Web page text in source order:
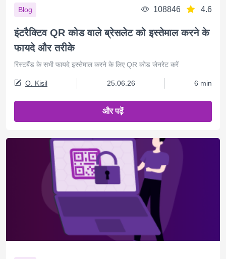
Blog 108846 4.6
इंटरैक्टिव QR कोड वाले ब्रेसलेट को इस्तेमाल करने के
फायदे और तरीके
रिस्टबैंड के सभी फायदे इस्तेमाल करने के लिए QR कोड जेनरेट करें
O. Kisil 25.06.26 6 min
और पढ़ें